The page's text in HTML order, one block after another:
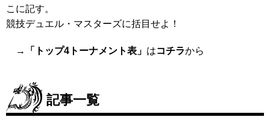
こに記す。
競技デュエル・マスターズに括目せよ！
→ 「トップ4トーナメント表」 はコチラから
記事一覧